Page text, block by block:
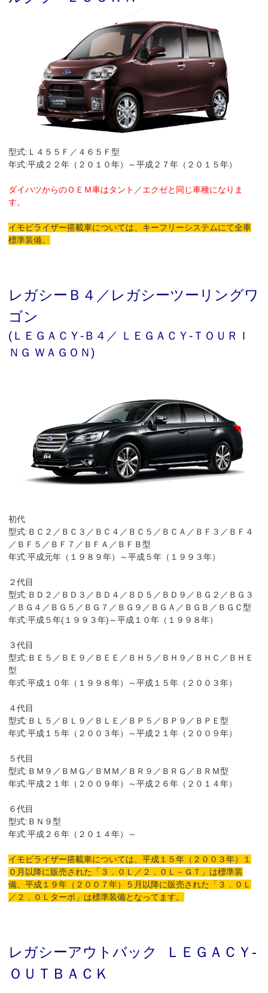
型式:Ｌ４５５Ｆ／４６５Ｆ型
年式:平成２２年（２０１０年）～平成２７年（２０１５年）
ダイハツからのＯＥＭ車はタント／エクゼと同じ車種になりま
す。
イモビライザー搭載車については、キーフリーシステムにて全車
標準装備。
レガシーＢ４／レガシーツーリングワ
ゴン
(ＬＥＧＡＣＹ-Ｂ４／ ＬＥＧＡＣＹ-ＴＯＵＲＩ
ＮＧ ＷＡＧＯＮ)
初代
型式:ＢＣ２／ＢＣ３／ＢＣ４／ＢＣ５／ＢＣＡ／ＢＦ３／ＢＦ４
／ＢＦ５／ＢＦ７／ＢＦＡ／ＢＦＢ型
年式:平成元年（１９８９年）～平成５年（１９９３年）
２代目
型式:ＢＤ２／ＢＤ３／ＢＤ４／ＢＤ５／ＢＤ９／ＢＧ２／ＢＧ３
／ＢＧ４／ＢＧ５／ＢＧ７／ＢＧ９／ＢＧＡ／ＢＧＢ／ＢＧＣ型
年式:平成５年(１９９３年)～平成１０年（１９９８年）
３代目
型式:ＢＥ５／ＢＥ９／ＢＥＥ／ＢＨ５／ＢＨ９／ＢＨＣ／ＢＨＥ
型
年式:平成１０年（１９９８年）～平成１５年（２００３年）
４代目
型式:ＢＬ５／ＢＬ９／ＢＬＥ／ＢＰ５／ＢＰ９／ＢＰＥ型
年式:平成１５年（２００３年）～平成２１年（２００９年）
５代目
型式:ＢＭ９／ＢＭＧ／ＢＭＭ／ＢＲ９／ＢＲＧ／ＢＲＭ型
年式:平成２１年（２００９年）～平成２６年（２０１４年）
６代目
型式:ＢＮ９型
年式:平成２６年（２０１４年）～
イモビライザー搭載車については、平成１５年（２００３年）１
０月以降に販売された「３．０Ｌ／２．０Ｌ－ＧＴ」は標準装
備、平成１９年（２００７年）５月以降に販売された「３．０Ｌ
／２．０Ｌターボ」は標準装備となってます。
レガシーアウトバック ＬＥＧＡＣＹ-
ＯＵＴＢＡＣＫ